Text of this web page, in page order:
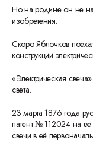
Но на родине он не
изобретения.
Скоро Яблочков
конструкции
«Электрическая
света.
23 марта 1876 года
патент № 112024 на
свечи в её